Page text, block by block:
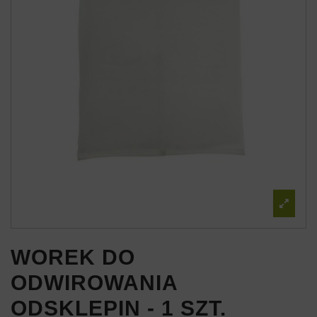
WOREK DO
ODWIROWANIA
ODSKLEPIN - 1 SZT.